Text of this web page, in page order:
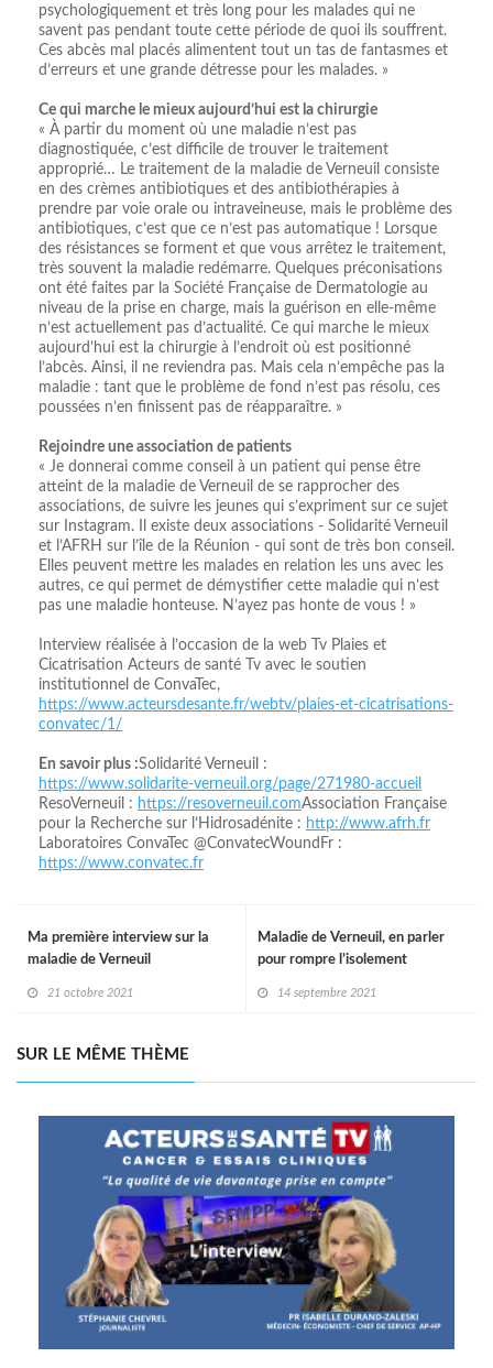
psychologiquement et très long pour les malades qui ne
savent pas pendant toute cette période de quoi ils souffrent.
Ces abcès mal placés alimentent tout un tas de fantasmes et
d’erreurs et une grande détresse pour les malades. »
Ce qui marche le mieux aujourd’hui est la chirurgie
« À partir du moment où une maladie n’est pas
diagnostiquée, c’est difficile de trouver le traitement
approprié… Le traitement de la maladie de Verneuil consiste
en des crèmes antibiotiques et des antibiothérapies à
prendre par voie orale ou intraveineuse, mais le problème des
antibiotiques, c’est que ce n’est pas automatique ! Lorsque
des résistances se forment et que vous arrêtez le traitement,
très souvent la maladie redémarre. Quelques préconisations
ont été faites par la Société Française de Dermatologie au
niveau de la prise en charge, mais la guérison en elle-même
n’est actuellement pas d’actualité. Ce qui marche le mieux
aujourd’hui est la chirurgie à l’endroit où est positionné
l’abcès. Ainsi, il ne reviendra pas. Mais cela n’empêche pas la
maladie : tant que le problème de fond n’est pas résolu, ces
poussées n’en finissent pas de réapparaître. »
Rejoindre une association de patients
« Je donnerai comme conseil à un patient qui pense être
atteint de la maladie de Verneuil de se rapprocher des
associations, de suivre les jeunes qui s’expriment sur ce sujet
sur Instagram. Il existe deux associations - Solidarité Verneuil
et l’AFRH sur l’île de la Réunion - qui sont de très bon conseil.
Elles peuvent mettre les malades en relation les uns avec les
autres, ce qui permet de démystifier cette maladie qui n’est
pas une maladie honteuse. N’ayez pas honte de vous ! »
Interview réalisée à l’occasion de la web Tv Plaies et
Cicatrisation Acteurs de santé Tv avec le soutien
institutionnel de ConvaTec,
https://www.acteursdesante.fr/webtv/plaies-et-cicatrisations-
convatec/1/
En savoir plus :Solidarité Verneuil :
https://www.solidarite-verneuil.org/page/271980-accueil
ResoVerneuil : https://resoverneuil.comAssociation Française
pour la Recherche sur l’Hidrosadénite : http://www.afrh.fr
Laboratoires ConvaTec @ConvatecWoundFr :
https://www.convatec.fr
Maladie de Verneuil, en parler
pour rompre l’isolement
14 septembre 2021
Ma première interview sur la
maladie de Verneuil
21 octobre 2021
SUR LE MÊME THÈME